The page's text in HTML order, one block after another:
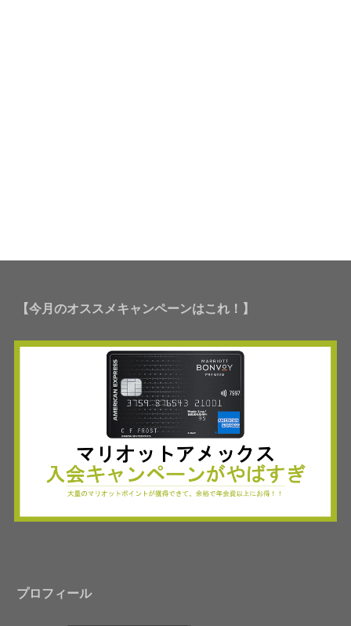
【今月のオススメキャンペーンはこれ！】
プロフィール